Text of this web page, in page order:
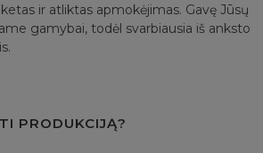
ir atliktas apmokėjimas. Gavę Jūsų
gamybai, todėl svarbiausia iš anksto
PRODUKCIJĄ?